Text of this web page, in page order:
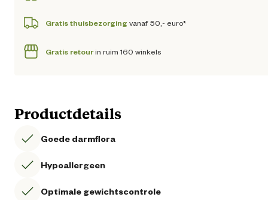
Gratis thuisbezorging vanaf 50,- euro*
Gratis retourin ruim 160 winkels
Productdetails
Goede darmflora
Hypoallergeen
Optimale gewichtscontrole